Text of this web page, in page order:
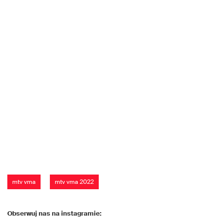
mtv vma mtv vma 2022
Obserwuj nas na instagramie: